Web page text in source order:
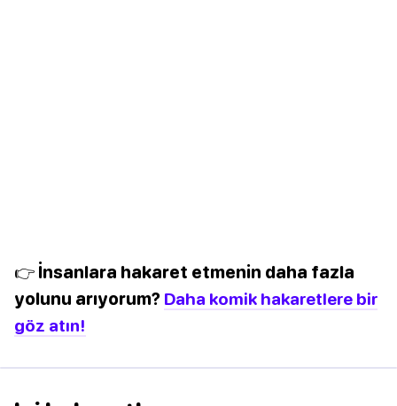
👉 İnsanlara hakaret etmenin daha fazla
yolunu arıyorum? Daha komik hakaretlere bir
göz atın!